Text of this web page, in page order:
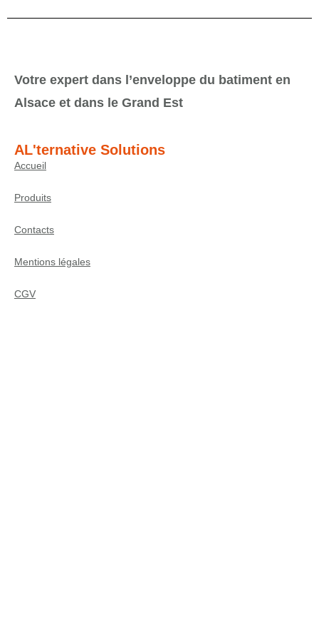
Votre expert dans l’enveloppe du batiment en
Alsace et dans le Grand Est
AL'ternative Solutions
Accueil
Produits
Contacts
Mentions légales
CGV